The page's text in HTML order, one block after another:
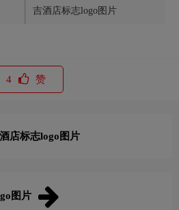
吉酒店标志logo图片
4 赞
店标志logo图片
图片